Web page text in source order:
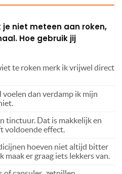
niet meteen aan roken,
Hoe gebruik jij
te roken merk ik vrijwel direct
voelen dan verdamp ik mijn
tinctuur. Dat is makkelijk en
voldoende effect.
hoeven niet altijd bitter
maak er graag iets lekkers van.